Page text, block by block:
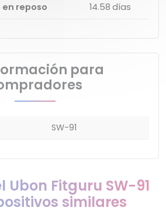
reposo
14.58 días
para
SW-91
Ubon Fitguru SW-91
similares